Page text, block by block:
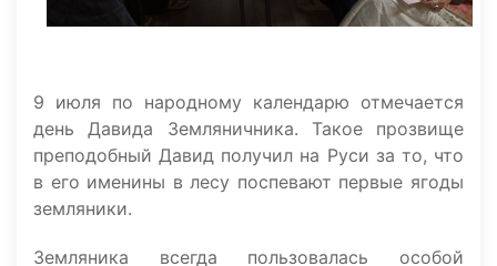
9 июля по народному календарю отмечается
день Давида Земляничника. Такое прозвище
преподобный Давид получил на Руси за то, что
в его именины в лесу поспевают первые ягоды
земляники.
Земляника всегда пользовалась особой